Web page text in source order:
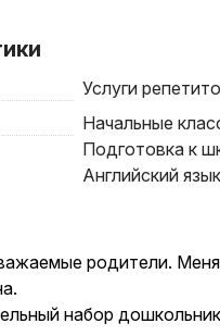
Услуги
Начальные
Подготовка к
Английский язык
родители.
набор